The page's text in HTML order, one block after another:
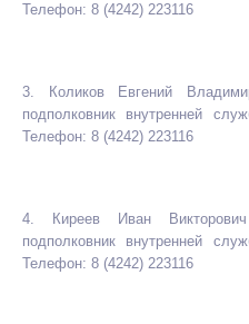
Телефон: 8 (4242) 223116
3. Коликов Евгений
подполковник внутренней
Телефон: 8 (4242) 223116
4. Киреев Иван
подполковник внутренней
Телефон: 8 (4242) 223116